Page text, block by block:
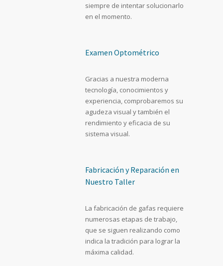
siempre de intentar solucionarlo
en el momento.
Examen Optométrico
Gracias a nuestra moderna
tecnología, conocimientos y
experiencia, comprobaremos su
agudeza visual y también el
rendimiento y eficacia de su
sistema visual.
Fabricación y Reparación en
Nuestro Taller
La fabricación de gafas requiere
numerosas etapas de trabajo,
que se siguen realizando como
indica la tradición para lograr la
máxima calidad.